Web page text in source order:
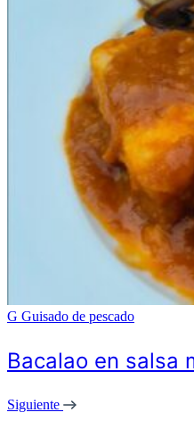
G Guisado de pescado
Bacalao en salsa
Siguiente